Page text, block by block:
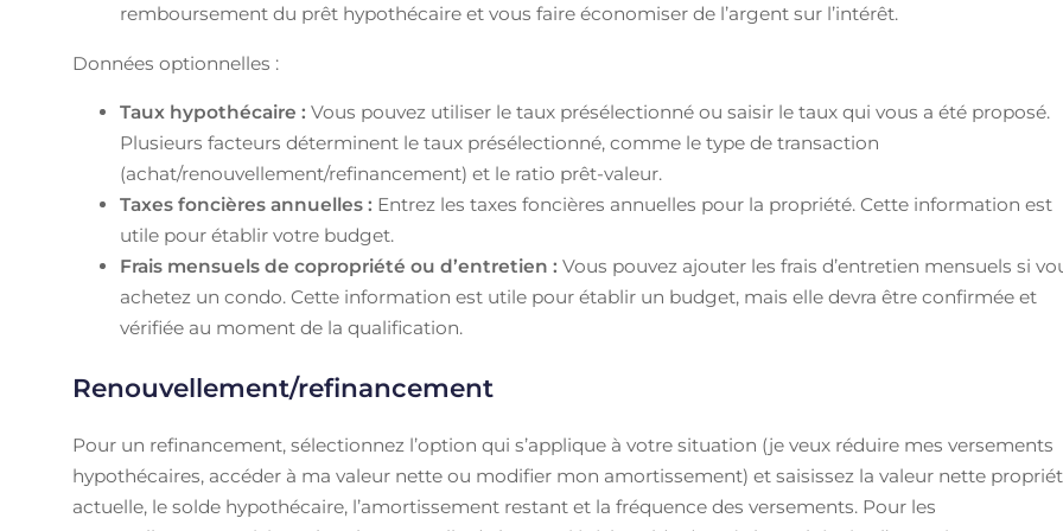
remboursement du prêt hypothécaire et vous faire économiser de l’argent sur l’intérêt.
Données optionnelles :
Taux hypothécaire :Vous pouvez utiliser le taux présélectionné ou saisir le taux qui vous a été proposé.
Plusieurs facteurs déterminent le taux présélectionné, comme le type de transaction
(achat/renouvellement/refinancement) et le ratio prêt-valeur.
Taxes foncières annuelles : Entrez les taxes foncières annuelles pour la propriété. Cette information est
utile pour établir votre budget.
Frais mensuels de copropriété ou d’entretien :Vous pouvez ajouter les frais d’entretien mensuels si
achetez un condo. Cette information est utile pour établir un budget, mais elle devra être confirmée et
vérifiée au moment de la qualification.
Renouvellement/refinancement
Pour un refinancement, sélectionnez l’option qui s’applique à votre situation (je veux réduire mes versements
hypothécaires, accéder à ma valeur nette ou modifier mon amortissement) et saisissez la valeur nette
actuelle, le solde hypothécaire, l’amortissement restant et la fréquence des versements. Pour les